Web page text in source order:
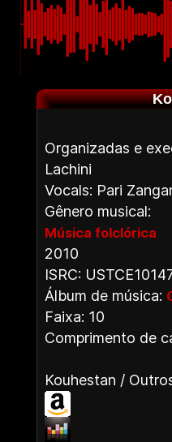
Organizadas e
Lachini
Vocals: Pari
Gênero musical:
Música folclórica
2010
ISRC:
Álbum de música:
Faixa: 10
Comprimento de
Kouhestan /